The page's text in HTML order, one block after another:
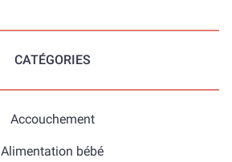
CATÉGORIES
Accouchement
Alimentation bébé